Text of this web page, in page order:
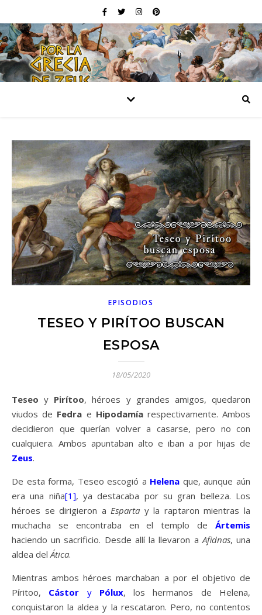
EPISODIOS
TESEO Y PIRÍTOO BUSCAN
ESPOSA
18/05/2020
Teseoy Pirítoo, héroes y grandes amigos, quedaron
viudos de Fedra e Hipodamíarespectivamente. Ambos
decidieron que querían volver a casarse, pero no con
cualquiera. Ambos apuntaban alto e iban a por hijas de
Zeus.
De esta forma, Teseo escogió a Helena que, aunque aún
era una niña[1], ya destacaba por su gran belleza. Los
héroes se dirigieron aEsparta y la raptaron mientras la
muchacha se encontraba en el templo de Ártemis
haciendo un sacrificio. Desde allí la llevaron aAfidnas, una
aldea delÁtica.
Mientras ambos héroes marchaban a por el objetivo de
Píritoo, Cástor y Pólux, los hermanos de Helena,
conquistaron la aldea y la rescataron. Pero, no contentos